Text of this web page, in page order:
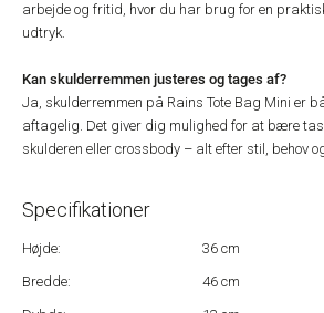
arbejde og fritid, hvor du har brug for en
udtryk.
Kan skulderremmen justeres og tages af?
Ja, skulderremmen på Rains Tote Bag Mini er
aftagelig. Det giver dig mulighed for at bære
skulderen eller crossbody – alt efter stil, behov
Specifikationer
Højde:
36 cm
Bredde:
46 cm